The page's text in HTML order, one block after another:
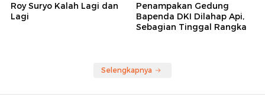
Roy Suryo Kalah Lagi dan
Lagi
Penampakan Gedung
Bapenda DKI Dilahap Api,
Sebagian Tinggal Rangka
Selengkapnya